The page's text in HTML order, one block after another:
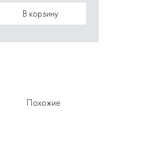
В корзину
Похожие